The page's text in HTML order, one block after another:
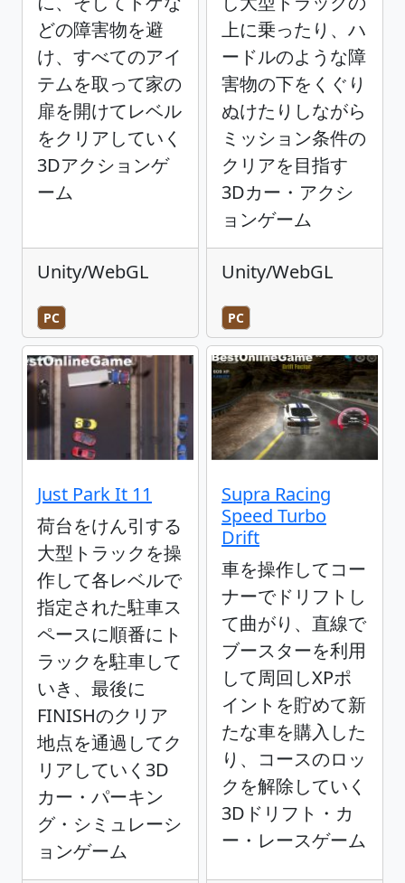
どの障害物を避
け、すべてのアイ
テムを取って家の
扉を開けてレベル
をクリアしていく
3Dアクションゲ
ーム
Unity/WebGL
PC
上に乗ったり、ハ
ードルのような障
害物の下をくぐり
ぬけたりしながら
ミッション条件の
クリアを目指す
3Dカー・アクシ
ョンゲーム
Unity/WebGL
PC
Just Park It 11
荷台をけん引する
大型トラックを操
作して各レベルで
指定された駐車ス
ペースに順番にト
ラックを駐車して
いき、最後に
FINISHのクリア
地点を通過してク
リアしていく3D
カー・パーキン
グ・シミュレーシ
ョンゲーム
Supra Racing
Speed Turbo
Drift
車を操作してコー
ナーでドリフトし
て曲がり、直線で
ブースターを利用
して周回しXPポ
イントを貯めて新
たな車を購入した
り、コースのロッ
クを解除していく
3Dドリフト・カ
ー・レースゲーム